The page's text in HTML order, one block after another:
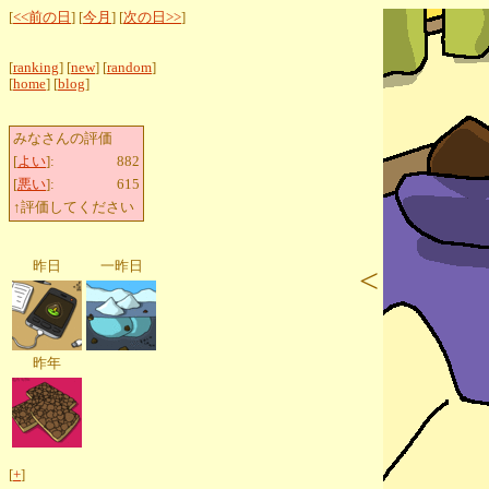
[<<前の日 ] [今月 ] [次の日>>]
[ranking] [new] [random]
[home] [blog]
みなさんの評価
[よい]:
882
[悪い]:
615
↑評価してください
昨日 一昨日
昨年
[+]
<